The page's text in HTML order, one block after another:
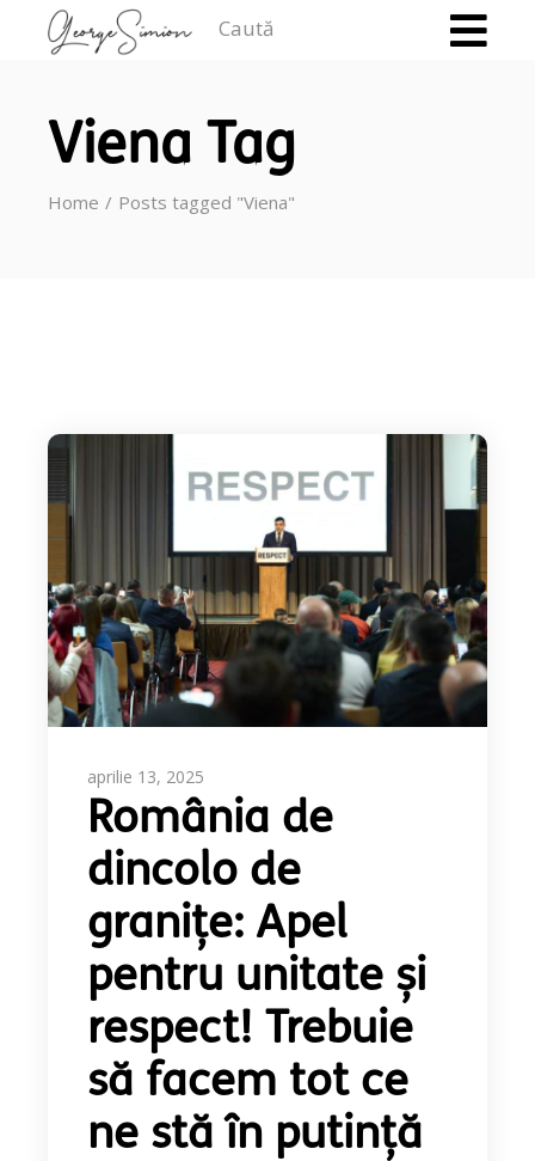
Viena Tag
Home Posts tagged "Viena"
aprilie 13, 2025
România de
dincolo de
granițe: Apel
pentru unitate și
respect! Trebuie
să facem tot ce
ne stă în putință